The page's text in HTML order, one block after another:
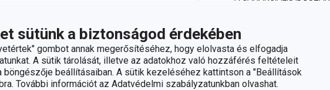
sütünk a biztonságod érdekében
gombot annak megerősítéséhez, hogy elolvasta és elfogadja
A sütik tárolását, illetve az adatokhoz való hozzáférés feltételeit
böngészője beállításaiban. A sütik kezeléséhez kattintson a "Beállítások
További információt az Adatvédelmi szabályzatunkban olvashat.
Csomag
SZÉLESSÉG (CM)